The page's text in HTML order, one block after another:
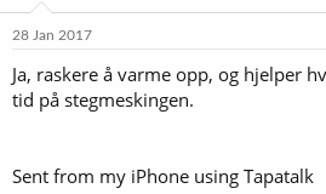
28 Jan 2017
Ja, raskere å varme opp, og hjelper
tid på stegmeskingen.
Sent from my iPhone using Tapatalk